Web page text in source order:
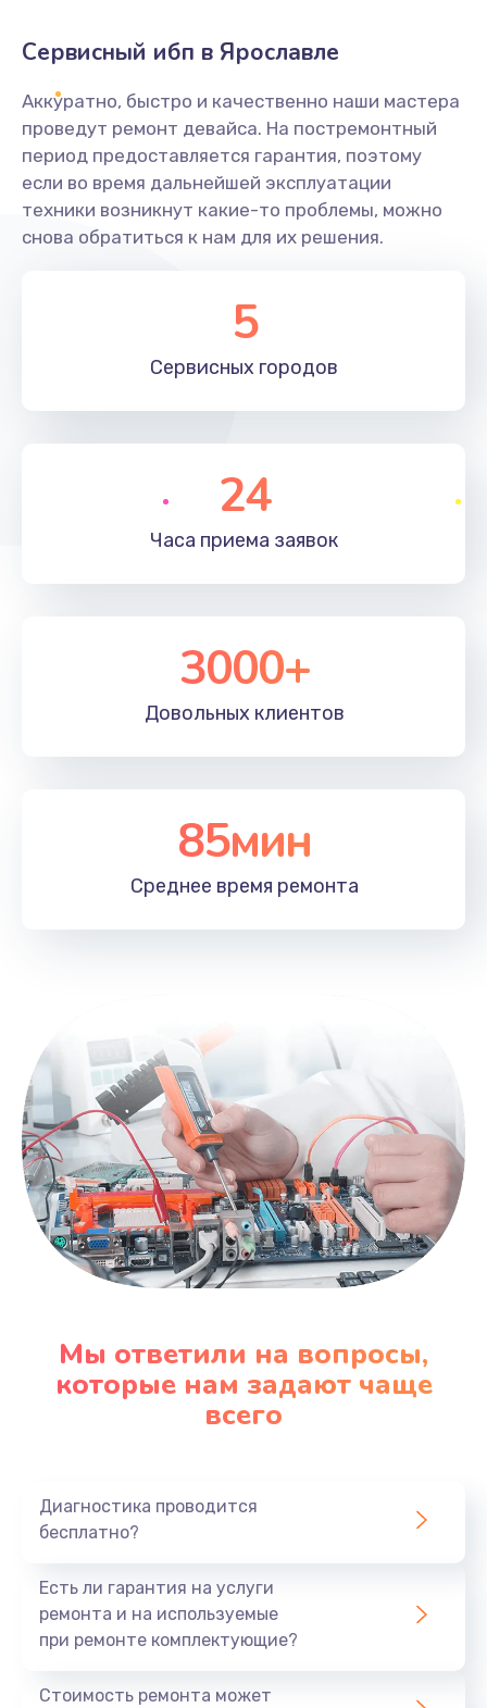
Сервисный ибп в Ярославле
Аккуратно, быстро и качественно наши мастера
проведут ремонт девайса. На постремонтный
период предоставляется гарантия, поэтому
если во время дальнейшей эксплуатации
техники возникнут какие-то проблемы, можно
снова обратиться к нам для их решения.
5
Сервисных городов
24
Часа приема заявок
3000+
Довольных клиентов
85мин
Среднее время ремонта
Мы ответили на вопросы,
которые нам задают чаще
всего
Диагностика проводится
бесплатно?
Есть ли гарантия на услуги
ремонта и на используемые
при ремонте комплектующие?
Стоимость ремонта может